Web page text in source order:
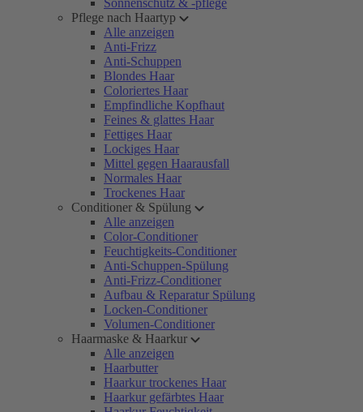
Sonnenschutz & -pflege
Pflege nach Haartyp
Alle anzeigen
Anti-Frizz
Anti-Schuppen
Blondes Haar
Coloriertes Haar
Empfindliche Kopfhaut
Feines & glattes Haar
Fettiges Haar
Lockiges Haar
Mittel gegen Haarausfall
Normales Haar
Trockenes Haar
Conditioner & Spülung
Alle anzeigen
Color-Conditioner
Feuchtigkeits-Conditioner
Anti-Schuppen-Spülung
Anti-Frizz-Conditioner
Aufbau & Reparatur Spülung
Locken-Conditioner
Volumen-Conditioner
Haarmaske & Haarkur
Alle anzeigen
Haarbutter
Haarkur trockenes Haar
Haarkur gefärbtes Haar